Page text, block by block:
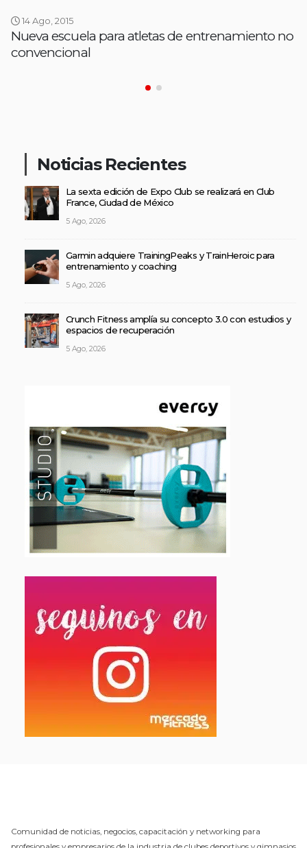
14 Ago, 2015
Nueva escuela para atletas de entrenamiento no
convencional
Noticias Recientes
La sexta edición de Expo Club se realizará en Club
France, Ciudad de México
5 Ago, 2026
Garmin adquiere TrainingPeaks y TrainHeroic para
entrenamiento y coaching
5 Ago, 2026
Crunch Fitness amplía su concepto 3.0 con estudios y
espacios de recuperación
5 Ago, 2026
Comunidad de noticias, negocios, capacitación y networking para